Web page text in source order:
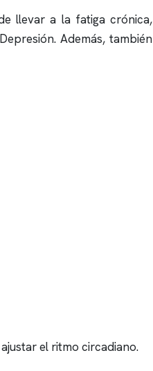
llevar a la fatiga crónica,
Además, también
el ritmo circadiano.